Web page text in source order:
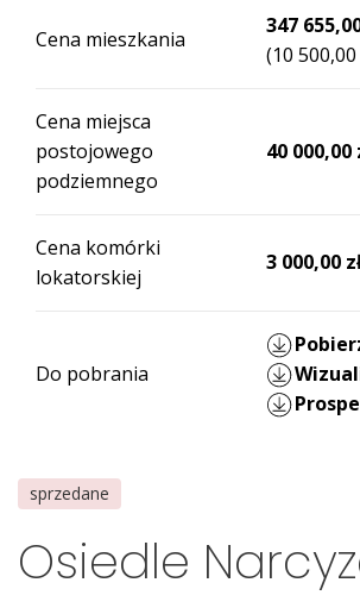
Cena mieszkania
347
(10 500,00
Cena miejsca
postojowego
podziemnego
40 000,00
Cena komórki
lokatorskiej
3 000,00
Do pobrania
sprzedane
Osiedle